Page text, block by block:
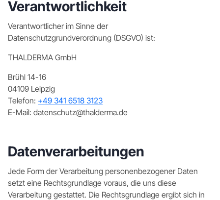
Verantwortlichkeit
Verantwortlicher im Sinne der
Datenschutzgrundverordnung (DSGVO) ist:
THALDERMA GmbH
Brühl 14-16
04109 Leipzig
Telefon: +49 341 6518 3123
E-Mail: datenschutz@thalderma.de
Datenverarbeitungen
Jede Form der Verarbeitung personenbezogener Daten
setzt eine Rechtsgrundlage voraus, die uns diese
Verarbeitung gestattet. Die Rechtsgrundlage ergibt sich in